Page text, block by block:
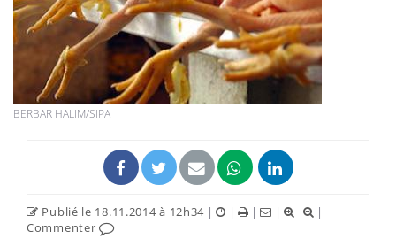
BERBAR HALIM/SIPA
Publié le 18.11.2014 à 12h34 | | | |
|
Commenter